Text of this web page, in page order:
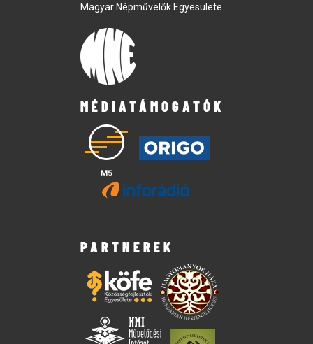
Magyar Népművelők Egyesülete.
MÉDIATÁMOGATÓK
PARTNEREK